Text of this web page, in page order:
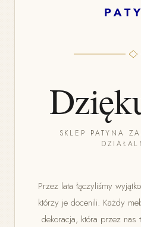
SKLEP PATYNA
Przez lata łączyliśmy
którzy je docenili. Każdy
dekoracja, która przez nas